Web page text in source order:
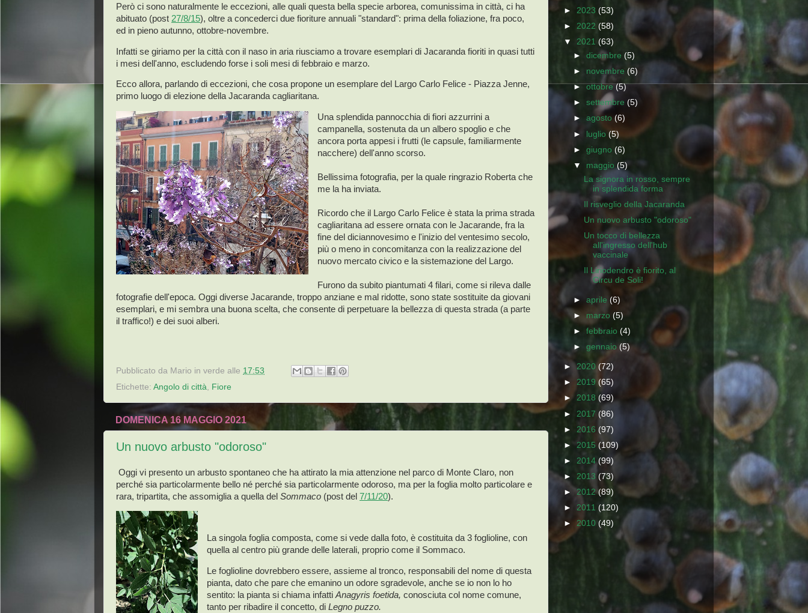
Però ci sono naturalmente le eccezioni, alle quali questa bella specie arborea, comunissima in città, ci ha
abituato (post 27/8/15), oltre a concederci due fioriture annuali "standard": prima della foliazione, fra poco,
ed in pieno autunno, ottobre-novembre.
Infatti se giriamo per la città con il naso in aria riusciamo a trovare esemplari di Jacaranda fioriti in quasi tutti
i mesi dell'anno, escludendo forse i soli mesi di febbraio e marzo.
Ecco allora, parlando di eccezioni, che cosa propone un esemplare del Largo Carlo Felice - Piazza Jenne,
primo luogo di elezione della Jacaranda cagliaritana.
Una splendida pannocchia di fiori azzurrini a
campanella, sostenuta da un albero spoglio e che
ancora porta appesi i frutti (le capsule, familiarmente
nacchere) dell'anno scorso.
Bellissima fotografia, per la quale ringrazio Roberta che
me la ha inviata.
Ricordo che il Largo Carlo Felice è stata la prima strada
cagliaritana ad essere ornata con le Jacarande, fra la
fine del diciannovesimo e l'inizio del ventesimo secolo,
più o meno in concomitanza con la realizzazione del
nuovo mercato civico e la sistemazione del Largo.
Furono da subito piantumati 4 filari, come si rileva dalle
fotografie dell'epoca. Oggi diverse Jacarande, troppo anziane e mal ridotte, sono state sostituite da giovani
esemplari, e mi sembra una buona scelta, che consente di perpetuare la bellezza di questa strada (a parte
il traffico!) e dei suoi alberi.
Pubblicato da Mario in verde alle 17:53
Etichette: Angolo di città, Fiore
DOMENICA 16 MAGGIO 2021
Un nuovo arbusto "odoroso"
Oggi vi presento un arbusto spontaneo che ha attirato la mia attenzione nel parco di Monte Claro, non
perché sia particolarmente bello né perché sia particolarmente odoroso, ma per la foglia molto particolare e
rara, tripartita, che assomiglia a quella del Sommaco (post del 7/11/20).
La singola foglia composta, come si vede dalla foto, è costituita da 3 foglioline, con
quella al centro più grande delle laterali, proprio come il Sommaco.
Le foglioline dovrebbero essere, assieme al tronco, responsabili del nome di questa
pianta, dato che pare che emanino un odore sgradevole, anche se io non lo ho
sentito: la pianta si chiama infatti Anagyris foetida, conosciuta col nome comune,
tanto per ribadire il concetto, di Legno puzzo.
► 2023 (53)
► 2022 (58)
▼ 2021 (63)
►dicembre(5)
► novembre(6)
►ottobre(5)
►settembre(5)
►agosto(6)
► luglio(5)
►giugno(6)
▼ maggio(5)
La signora in rosso, sempre
in splendida forma
Il risveglio della Jacaranda
Un nuovo arbusto "odoroso"
Un tocco di bellezza
all'ingresso dell'hub
vaccinale
Il Liriodendro è fiorito, al
Circu de Soli!
►aprile(6)
► marzo(5)
►febbraio(4)
►gennaio(5)
►2020 (72)
► 2019 (65)
► 2018 (69)
► 2017 (86)
► 2016 (97)
► 2015 (109)
► 2014 (99)
► 2013 (73)
► 2012(89)
► 2011 (120)
► 2010 (49)